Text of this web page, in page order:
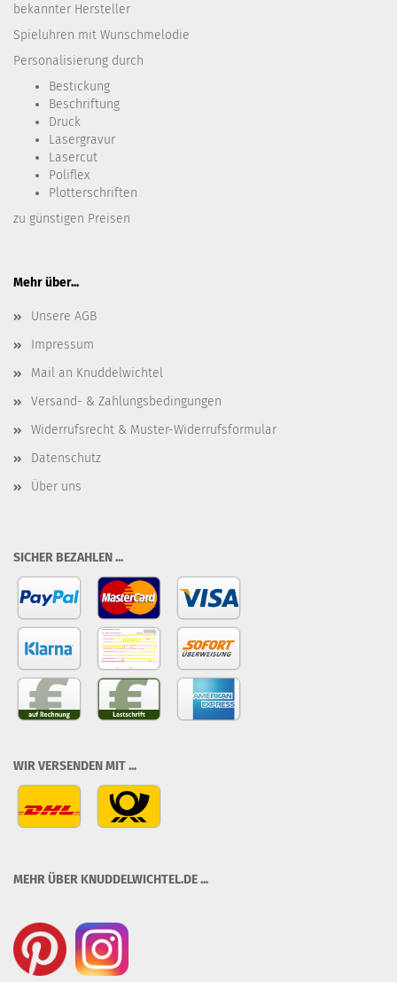
bekannter Hersteller
Spieluhren mit Wunschmelodie
Personalisierung durch
Bestickung​
Beschriftung
Druck
Lasergravur
Lasercut
Poliflex
Plotterschriften
zu günstigen Preisen
Mehr über...
Unsere AGB
Impressum
Mail an Knuddelwichtel
Versand- & Zahlungsbedingungen
Widerrufsrecht & Muster-Widerrufsformular
Datenschutz
Über uns
SICHER BEZAHLEN ...
WIR VERSENDEN MIT ...
MEHR ÜBER KNUDDELWICHTEL.DE ...